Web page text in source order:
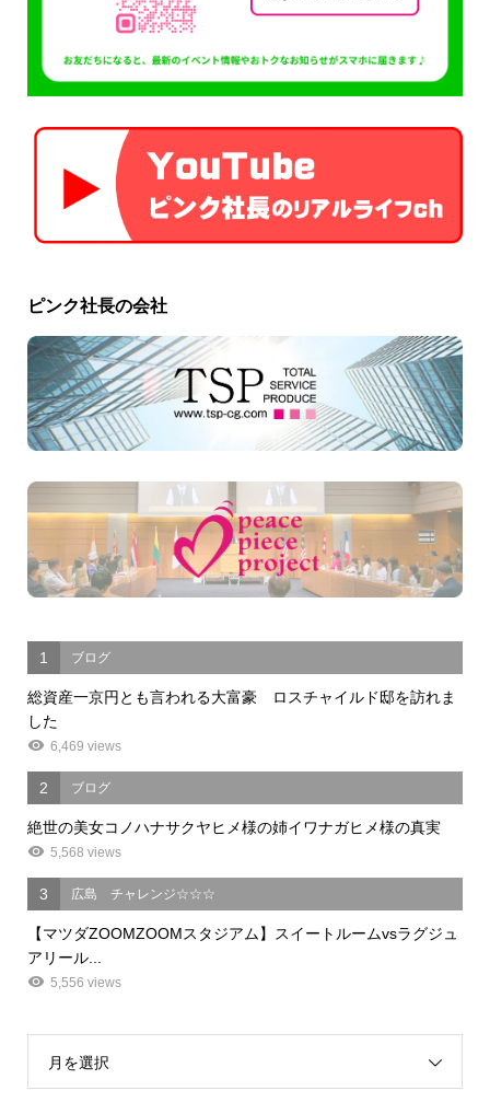
ピンク社長の会社
1 ブログ
総資産一京円とも言われる大富豪 ロスチャイルド邸を訪れま
した
6,469 views
2 ブログ
絶世の美女コノハナサクヤヒメ様の姉イワナガヒメ様の真実
5,568 views
3 広島 チャレンジ☆☆☆
【マツダZOOMZOOMスタジアム】スイートルームvsラグジュ
アリール...
5,556 views
月を選択